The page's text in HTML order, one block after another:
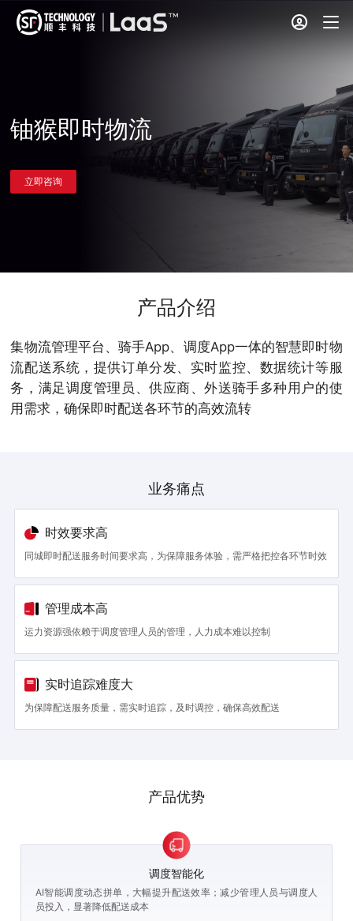
铀猴即时物流
立即咨询
产品介绍
集物流管理平台、骑手App、调度App一体的智慧即时物
流配送系统，提供订单分发、实时监控、数据统计等服
务，满足调度管理员、供应商、外送骑手多种用户的使
用需求，确保即时配送各环节的高效流转
业务痛点
时效要求高
同城即时配送服务时间要求高，为保障服务体验，需严格把控各环节时效
管理成本高
运力资源强依赖于调度管理人员的管理，人力成本难以控制
实时追踪难度大
为保障配送服务质量，需实时追踪，及时调控，确保高效配送
产品优势
调度智能化
AI智能调度动态拼单，大幅提升配送效率；减少管理人员与调度人
员投入，显著降低配送成本